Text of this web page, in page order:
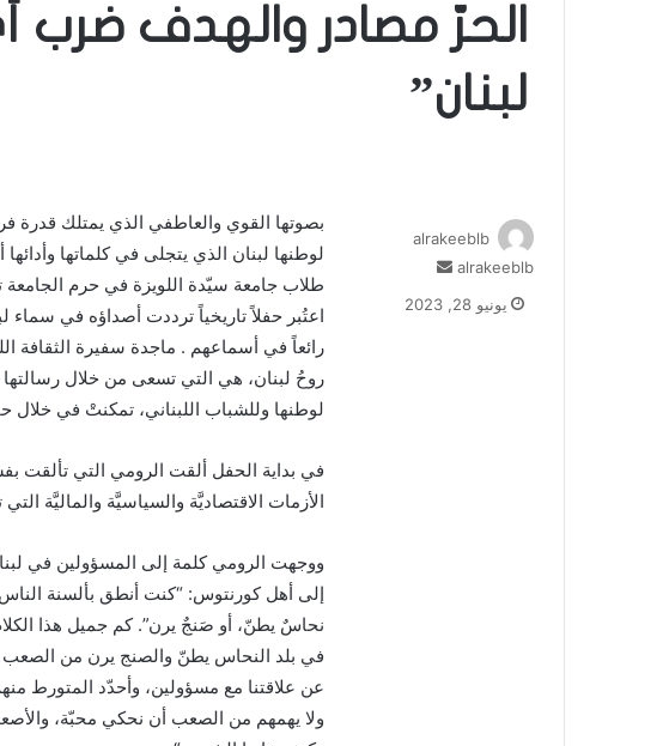
الحرّ مصادر والهدف
لبنان”
بصوتها القوي والعاطفي الذي يمتلك قدرة
لوطنها لبنان الذي يتجلى في كلماتها
طلاب جامعة سيّدة اللويزة في حرم
اعتُبر حفلاً تاريخياً ترددت أصداؤه في
رائعاً في أسماعهم . ماجدة سفيرة الثقافة
روحُ لبنان، هي التي تسعى من خلال رسالتها
لوطنها وللشباب اللبناني، تمكنتْ في
في بداية الحفل ألقت الرومي التي تألقت
الأزمات الاقتصاديَّة والسياسيَّة والماليَّة
ووجهت الرومي كلمة إلى المسؤولين في
إلى أهل كورنتوس: “كنت أنطق بألسنة الناس
نحاسٌ يطنّ، أو صَنجٌ يرن”. كم جميل هذا
في بلد النحاس يطنّ والصنج يرن من الصعب
عن علاقتنا مع مسؤولين، وأحدّد المتورط
ولا يهمهم من الصعب أن نحكي محبّة،
alrakeeblb
alrakeeblb
يونيو 28, 2023